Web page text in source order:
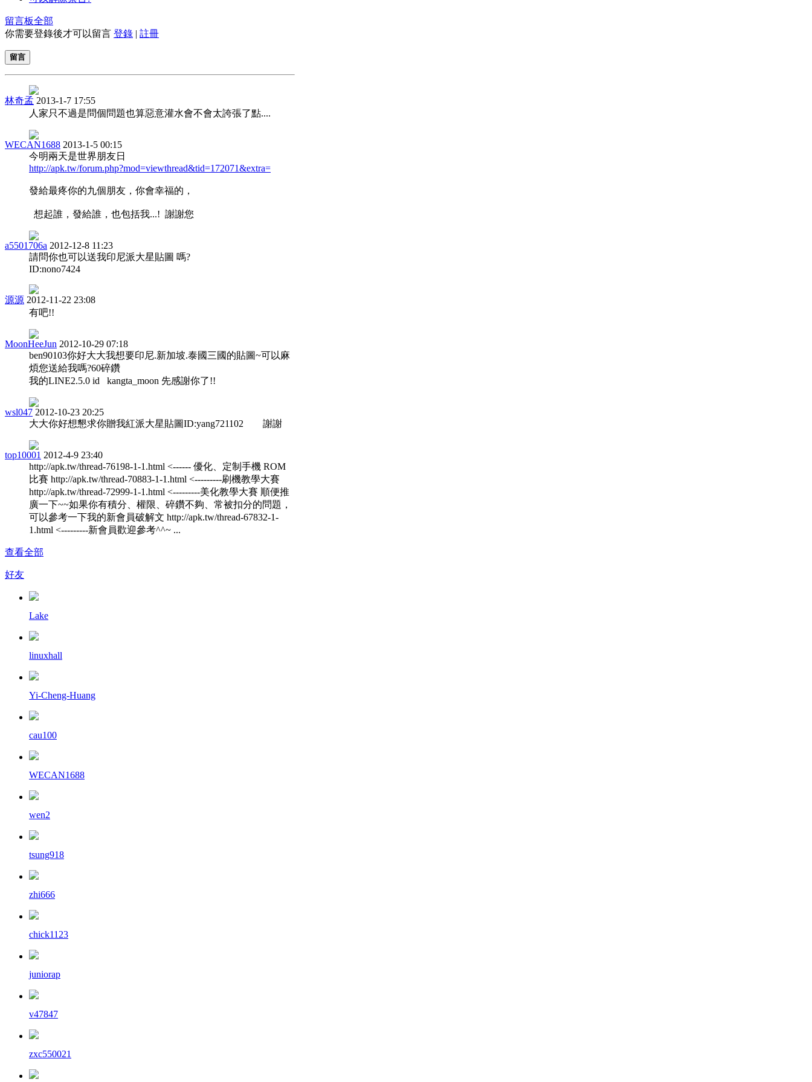
留言板全部
你需要登錄後才可以留言 登錄 | 註冊
留言
林奇孟 2013-1-7 17:55
人家只不過是問個問題也算惡意灌水會不會太誇張了點....
WECAN1688 2013-1-5 00:15
今明兩天是世界朋友日
http://apk.tw/forum.php?mod=viewthread&tid=172071&extra=
發給最疼你的九個朋友，你會幸福的，
想起誰，發給誰，也包括我...! 謝謝您
a5501706a 2012-12-8 11:23
請問你也可以送我印尼派大星貼圖 嗎?
ID:nono7424
源源 2012-11-22 23:08
有吧!!
MoonHeeJun 2012-10-29 07:18
ben90103你好大大我想要印尼.新加坡.泰國三國的貼圖~可以麻
煩您送給我嗎?60碎鑽
我的LINE2.5.0 id kangta_moon 先感謝你了!!
wsl047 2012-10-23 20:25
大大你好想懇求你贈我紅派大星貼圖ID:yang721102 謝謝
top10001 2012-4-9 23:40
http://apk.tw/thread-76198-1-1.html <------ 優化、定制手機 ROM
比賽 http://apk.tw/thread-70883-1-1.html <---------刷機教學大賽
http://apk.tw/thread-72999-1-1.html <---------美化教學大賽 順便推
廣一下~~如果你有積分、權限、碎鑽不夠、常被扣分的問題，
可以參考一下我的新會員破解文 http://apk.tw/thread-67832-1-
1.html <---------新會員歡迎參考^^~ ...
查看全部
好友
Lake
linuxhall
Yi-Cheng-Huang
cau100
WECAN1688
wen2
tsung918
zhi666
chick1123
juniorap
v47847
zxc550021